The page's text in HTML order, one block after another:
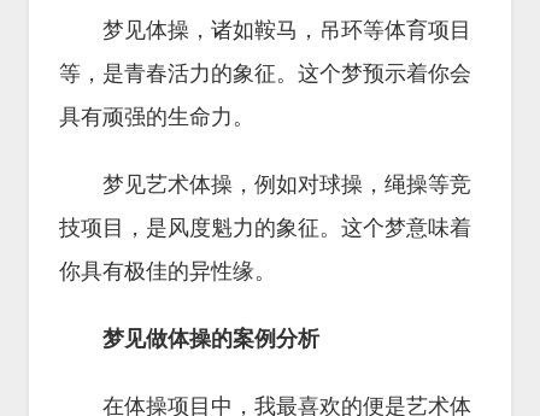
梦见体操，诸如鞍马，吊环等体育项目
等，是青春活力的象征。这个梦预示着你会
具有顽强的生命力。
梦见艺术体操，例如对球操，绳操等竞
技项目，是风度魁力的象征。这个梦意味着
你具有极佳的异性缘。
梦见做体操的案例分析
在体操项目中，我最喜欢的便是艺术体